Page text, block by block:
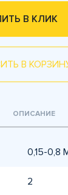
В КЛИК
В
ОПИСАНИЕ
0,15-0,8
2